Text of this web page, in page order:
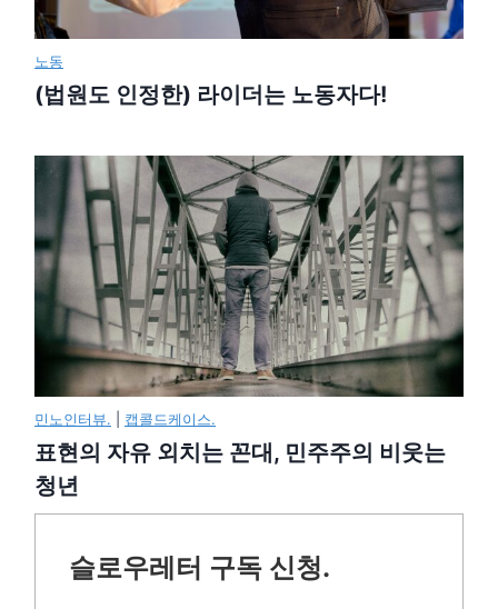
노동
(법원도 인정한) 라이더는 노동자다!
민노인터뷰. 캡콜드케이스.
표현의 자유 외치는 꼰대, 민주주의 비웃는
청년
슬로우레터 구독 신청.